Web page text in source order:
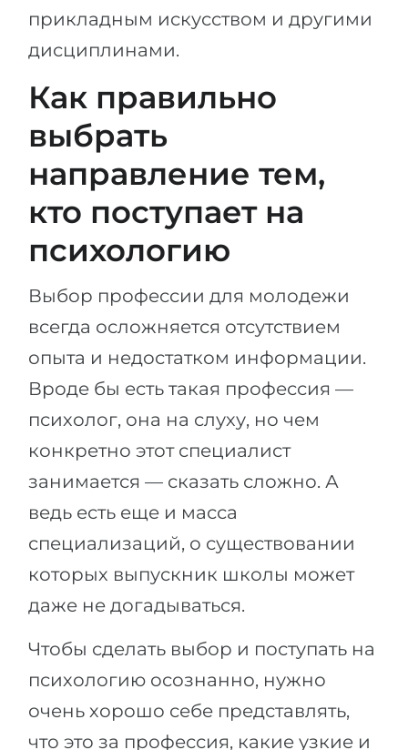
прикладным искусством и другими
дисциплинами.
Как правильно
выбрать
направление тем,
кто поступает на
психологию
Выбор профессии для молодежи
всегда осложняется отсутствием
опыта и недостатком информации.
Вроде бы есть такая профессия —
психолог, она на слуху, но чем
конкретно этот специалист
занимается — сказать сложно. А
ведь есть еще и масса
специализаций, о существовании
которых выпускник школы может
даже не догадываться.
Чтобы сделать выбор и поступать на
психологию осознанно, нужно
очень хорошо себе представлять,
что это за профессия, какие узкие и